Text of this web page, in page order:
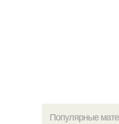
Популярные